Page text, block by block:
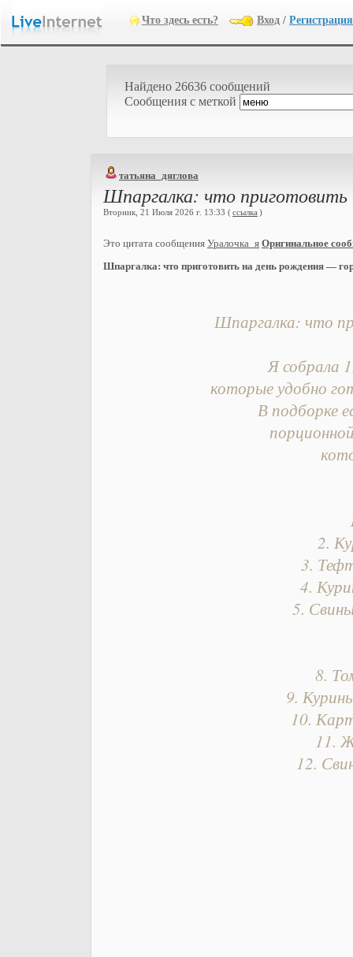
Что здесь есть? Вход / Регистрация
Найдено 26636 сообщений
Cообщения с меткой
татьяна_дяглова
Шпаргалка: что
Вторник, 21 Июля 2026 г. 13:33 (ссылка )
Это цитата сообщения Уралочка_я Оригинальное
Шпаргалка: что приготовить на день рождения —
Шпаргалка: что
Я собрала
которые удобно
В подборке
2.
3.
4.
5.
8.
9.
10.
11.
12.